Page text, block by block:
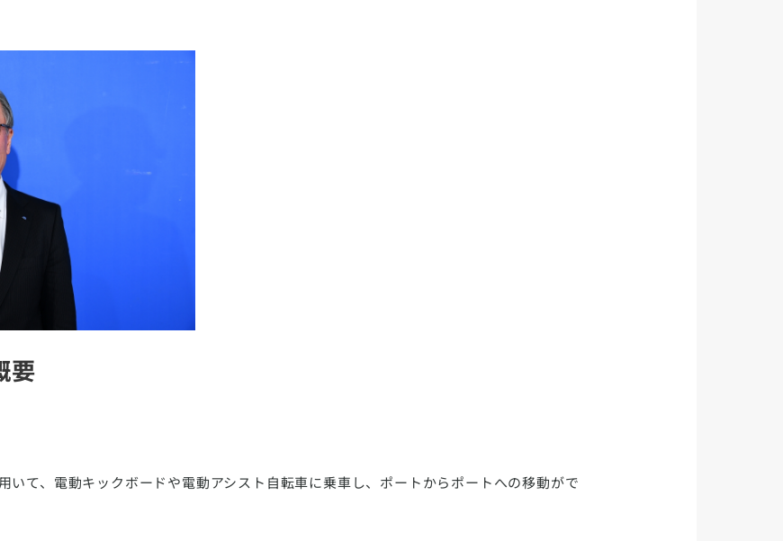
要
いて、電動キックボードや電動アシスト自転車に乗車し、ポートからポートへの移動がで